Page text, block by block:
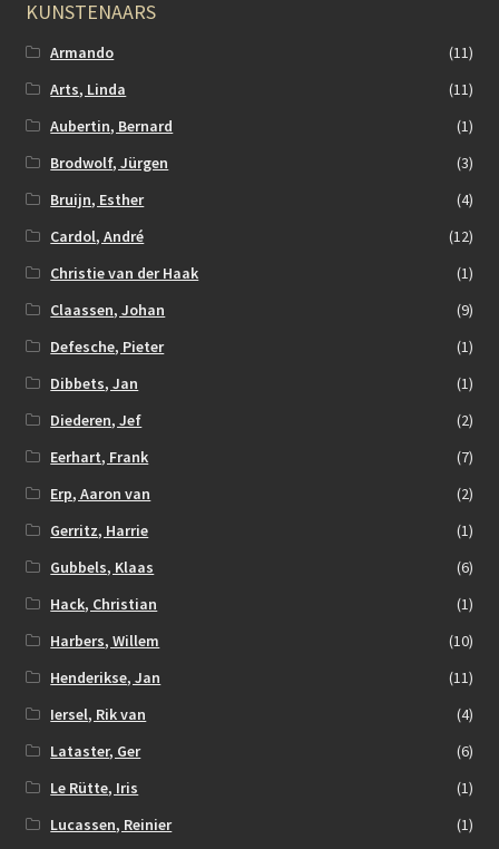
KUNSTENAARS
Armando
(11)
Arts, Linda
(11)
Aubertin, Bernard
(1)
Brodwolf, Jürgen
(3)
Bruijn, Esther
(4)
Cardol, André
(12)
Christie van der Haak
(1)
Claassen, Johan
(9)
Defesche, Pieter
(1)
Dibbets, Jan
(1)
Diederen, Jef
(2)
Eerhart, Frank
(7)
Erp, Aaron van
(2)
Gerritz, Harrie
(1)
Gubbels, Klaas
(6)
Hack, Christian
(1)
Harbers, Willem
(10)
Henderikse, Jan
(11)
Iersel, Rik van
(4)
Lataster, Ger
(6)
Le Rütte, Iris
(1)
Lucassen, Reinier
(1)